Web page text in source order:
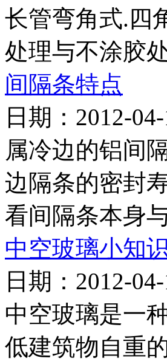
长管弯角式.四
处理与不涂胶
间隔条特点
日期：2012-
属冷边的铝间
边隔条的密封
看间隔条本身
中空玻璃小知
日期：2012-
中空玻璃是一
低建筑物自重